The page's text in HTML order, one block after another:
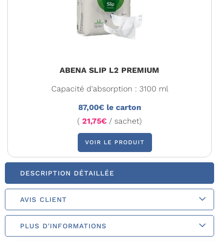
ABENA SLIP L2 PREMIUM
Capacité d'absorption : 3100 ml
87,00€ le carton
( 21,75€ / sachet)
VOIR LE PRODUIT
DESCRIPTION DÉTAILLÉE
AVIS CLIENT
PLUS D'INFORMATIONS